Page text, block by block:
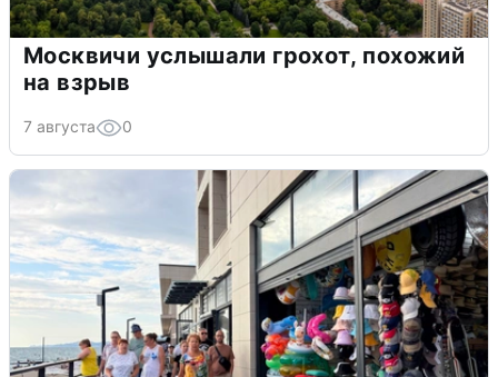
Москвичи услышали грохот, похожий
на взрыв
7 августа 0